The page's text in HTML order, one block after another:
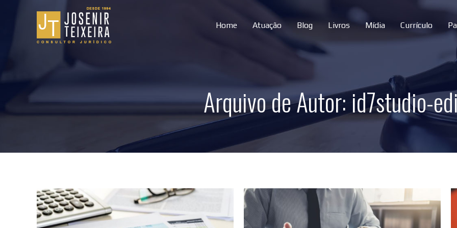
Home Atuação Blog Livros Mídia Currículo
Arquivo de Autor:id7studio-